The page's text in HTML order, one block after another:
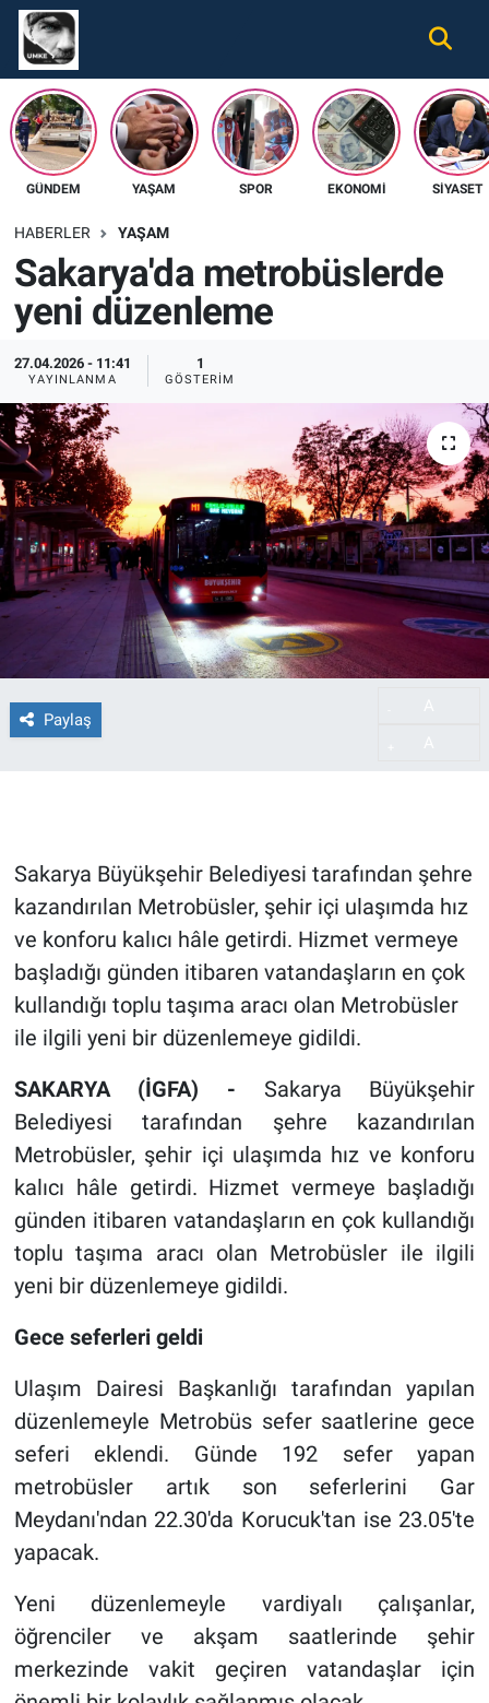
GÜNDEM YAŞAM SPOR EKONOMI SIYASET
HABERLER YAŞAM
Sakarya'da metrobüslerde
yeni düzenleme
27.04.2026 - 11:41
YAYINLANMA
1
GÖSTERIM
Paylaş
Sakarya Büyükşehir Belediyesi tarafından şehre
kazandırılan Metrobüsler, şehir içi ulaşımda hız
ve konforu kalıcı hâle getirdi. Hizmet vermeye
başladığı günden itibaren vatandaşların en çok
kullandığı toplu taşıma aracı olan Metrobüsler
ile ilgili yeni bir düzenlemeye gidildi.
SAKARYA (İGFA) - Sakarya Büyükşehir
Belediyesi tarafından şehre kazandırılan
Metrobüsler, şehir içi ulaşımda hız ve konforu
kalıcı hâle getirdi. Hizmet vermeye başladığı
günden itibaren vatandaşların en çok kullandığı
toplu taşıma aracı olan Metrobüsler ile ilgili
yeni bir düzenlemeye gidildi.
Gece seferleri geldi
Ulaşım Dairesi Başkanlığı tarafından yapılan
düzenlemeyle Metrobüs sefer saatlerine gece
seferi eklendi. Günde 192 sefer yapan
metrobüsler artık son seferlerini Gar
Meydanı'ndan 22.30'da Korucuk'tan ise 23.05'te
yapacak.
Yeni düzenlemeyle vardiyalı çalışanlar,
öğrenciler ve akşam saatlerinde şehir
merkezinde vakit geçiren vatandaşlar için
Gündem
Ekonomi
Spor
Tüm Haberler
İletişim
Künye
Nöbetçi Eczaneler
Hava Durumu
Namaz Vakitleri
Süper Lig Puan Durumu ve Fikstür
Tüm Manşetler
Son Dakika Haberleri
Haber Arşivi